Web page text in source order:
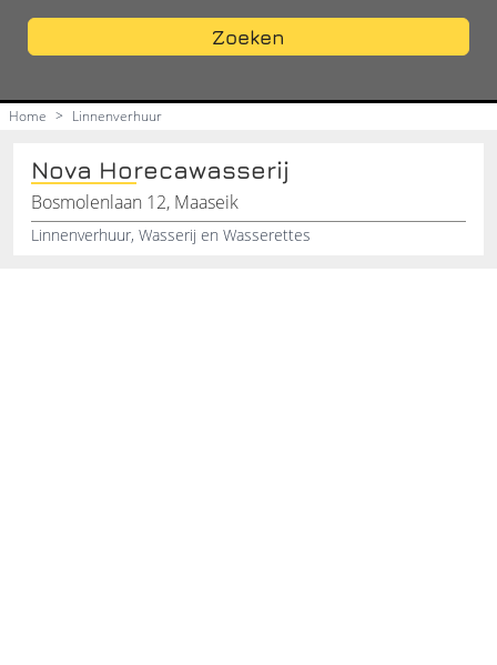
Zoeken
Home > Linnenverhuur
Nova Horecawasserij
Bosmolenlaan 12, Maaseik
Linnenverhuur, Wasserij en Wasserettes